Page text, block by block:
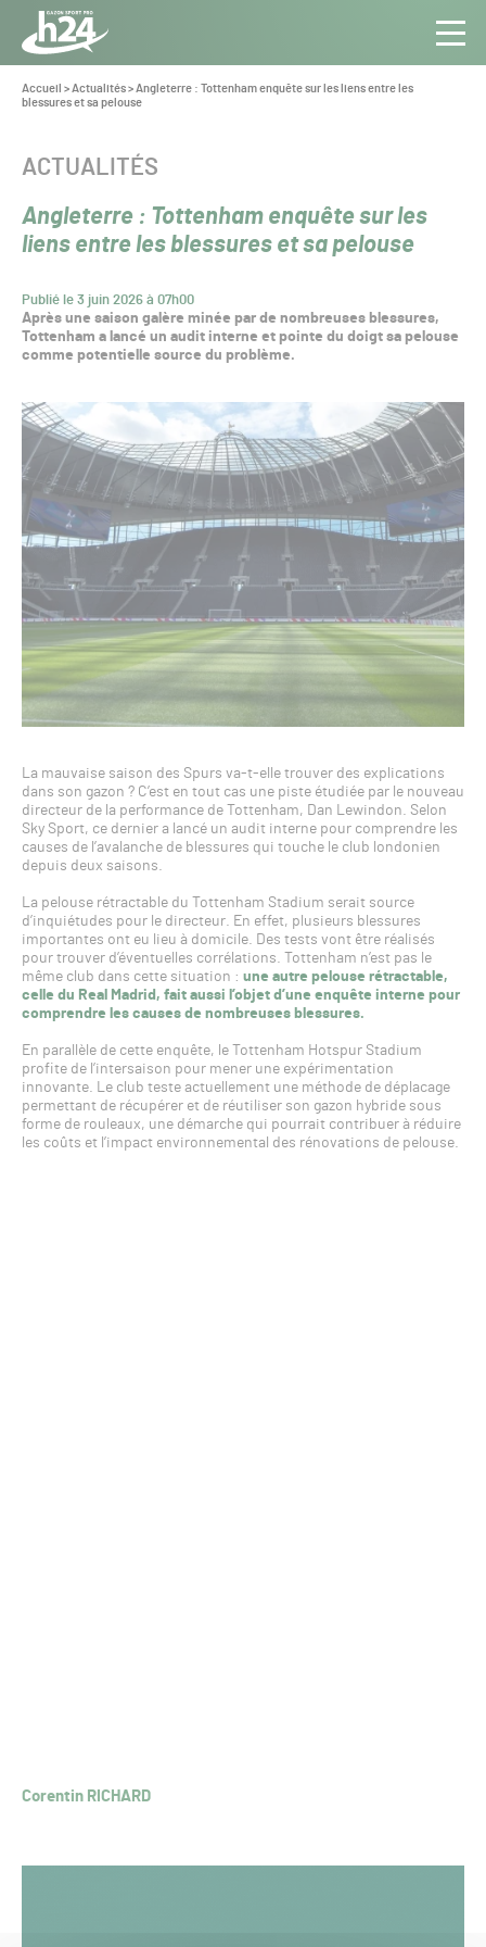
Panneau de gestion des cookies
Aller au contenu
Toute
l’info
du Gazon
Vous
êtes
Accueil >Actualités>Angleterre : Tottenham enquête sur les liens entre les
blessures et sa pelouse
Angleterre : Tottenham enquête sur les
liens entre les blessures et sa pelouse
Publié le 3 juin 2026 à 07h00
CATÉGORIE :
ACTUALITÉS
Après une saison galère minée par de nombreuses blessures,
Tottenham a lancé un audit interne et pointe du doigt sa pelouse
comme potentielle source du problème.
La mauvaise saison des Spurs va-t-elle trouver des explications
dans son gazon ? C’est en tout cas une piste étudiée par le nouveau
directeur de la performance de Tottenham, Dan Lewindon. Selon
Sky Sport, ce dernier a lancé un audit interne pour comprendre les
causes de l’avalanche de blessures qui touche le club londonien
depuis deux saisons.
La pelouse rétractable du Tottenham Stadium serait source
d’inquiétudes pour le directeur. En effet, plusieurs blessures
importantes ont eu lieu à domicile. Des tests vont être réalisés
pour trouver d’éventuelles corrélations. Tottenham n’est pas le
même club dans cette situation : une autre pelouse rétractable,
celle du Real Madrid, fait aussi l’objet d’une enquête interne pour
comprendre les causes de nombreuses blessures.
En parallèle de cette enquête, le Tottenham Hotspur Stadium
profite de l’intersaison pour mener une expérimentation
innovante. Le club teste actuellement une méthode de déplacage
permettant de récupérer et de réutiliser son gazon hybride sous
forme de rouleaux, une démarche qui pourrait contribuer à réduire
les coûts et l’impact environnemental des rénovations de pelouse.
Corentin RICHARD